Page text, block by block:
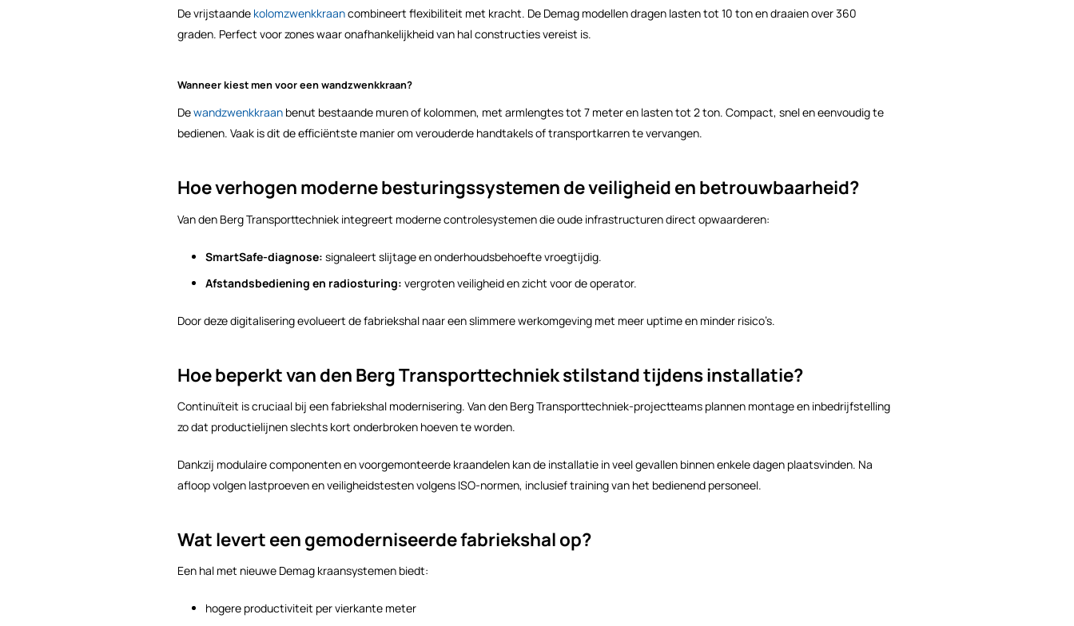
De vrijstaande kolomzwenkkraancombineert flexibiliteit met kracht. De Demag modellen dragen lasten tot 10 ton en draaien over 360
graden. Perfect voor zones waar onafhankelijkheid van hal constructies vereist is.
Wanneer kiest men voor een wandzwenkkraan?
Dewandzwenkkraan benut bestaande muren of kolommen, met armlengtes tot 7 meter en lasten tot 2 ton. Compact, snel en eenvoudig te
bedienen. Vaak is dit de efficiëntste manier om verouderde handtakels of transportkarren te vervangen.
Hoe verhogen moderne besturingssystemen de veiligheid en betrouwbaarheid?
Van den Berg Transporttechniek integreert moderne controlesystemen die oude infrastructuren direct opwaarderen:
SmartSafe-diagnose: signaleert slijtage en onderhoudsbehoefte vroegtijdig.
Afstandsbediening en radiosturing: vergroten veiligheid en zicht voor de operator.
Door deze digitalisering evolueert de fabriekshal naar een slimmere werkomgeving met meer uptime en minder risico’s.
Hoe beperkt van den Berg Transporttechniek stilstand tijdens installatie?
Continuïteit is cruciaal bij een fabriekshal modernisering. Van den Berg Transporttechniek-projectteams plannen montage en inbedrijfstelling
zo dat productielijnen slechts kort onderbroken hoeven te worden.
Dankzij modulaire componenten en voorgemonteerde kraandelen kan de installatie in veel gevallen binnen enkele dagen plaatsvinden. Na
afloop volgen lastproeven en veiligheidstesten volgens ISO-normen, inclusief training van het bedienend personeel.
Wat levert een gemoderniseerde fabriekshal op?
Een hal met nieuwe Demag kraansystemen biedt:
hogere productiviteit per vierkante meter